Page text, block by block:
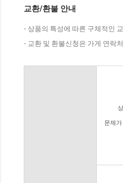
교환/환불 안내
- 상품의 특성에 따른 구체적인
- 교환 및 환불신청은 가게 연락
문제